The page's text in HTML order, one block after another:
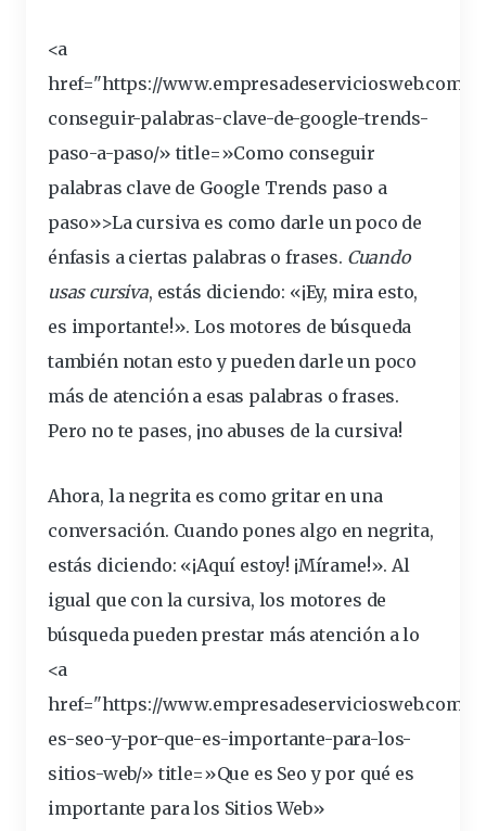
<a
href="https://www.empresadeserviciosweb.com/
conseguir-palabras-clave-de-google-trends-
paso-a-paso/» title=»Como conseguir
palabras clave de Google Trends paso a
paso»>La cursiva es como darle un poco de
énfasis a ciertas palabras ofrases. Cuando
usas cursiva, estás diciendo: «¡Ey, mira esto,
es importante!». Los motores de búsqueda
también notan esto y pueden darle un poco
más de atención a esas palabras o frases.
Pero no te pases, ¡no abuses de la cursiva!
Ahora, la negrita es como gritar en una
conversación. Cuando pones algo en negrita,
estás diciendo: «¡Aquí estoy! ¡Mírame!». Al
igual que con la cursiva, los motores de
búsqueda pueden prestar más atención a lo
<a
href="https://www.empresadeserviciosweb.com/
es-seo-y-por-que-es-importante-para-los-
sitios-web/» title=»Que es Seo y por qué es
importante para los Sitios Web»